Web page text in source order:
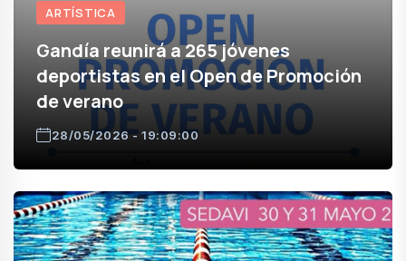
ARTÍSTICA
Gandía reunirá a 265 jóvenes
deportistas en el Open de Promoción
de verano
28/05/2026 - 19:09:00